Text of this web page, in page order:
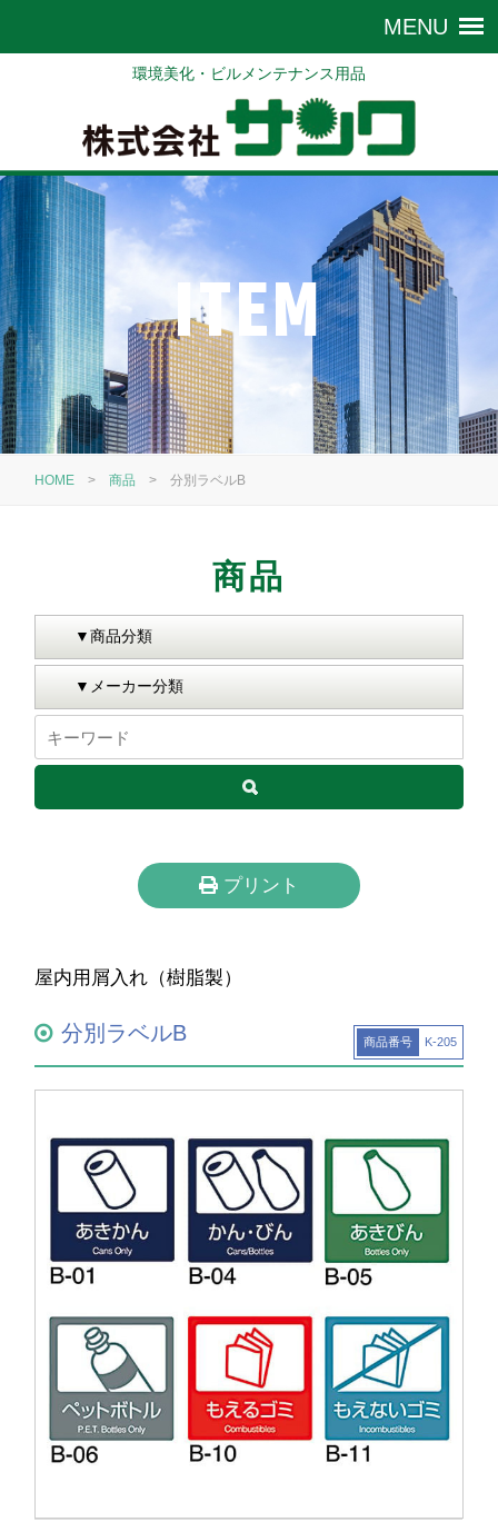
環境美化・ビルメンテナンス用品
ITEM
HOME >商品 >分別ラベルB
商品
プリント
屋内用屑入れ（樹脂製）
分別ラベルB 商品番号 K-205